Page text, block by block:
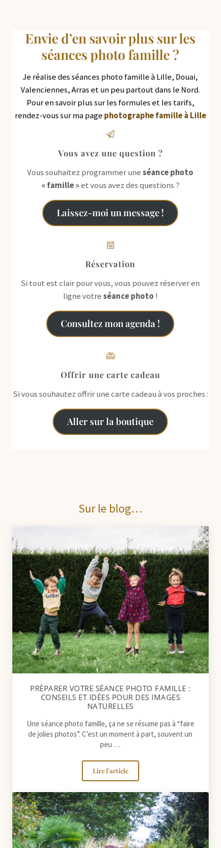
Envie d’en savoir plus sur les
séances photo famille ?
Je réalise des séances photo famille à Lille, Douai,
Valenciennes, Arras et un peu partout dans le Nord.
Pour en savoir plus sur les formules et les tarifs,
rendez-vous sur ma page photographe famille à Lille
Vous avez une question ?
Vous souhaitez programmer uneséance photo
« famille »et vous avez des questions ?
Laissez-moi un message !
Réservation
Si tout est clair pour vous, vous pouvez réserver en
ligne votreséance photo !
Consultez mon agenda !
Offrir une carte cadeau
Si vous souhautez offrir une carte cadeau à vos proches :
Aller sur la boutique
Sur le blog…
PRÉPARER VOTRE SÉANCE PHOTO FAMILLE :
CONSEILS ET IDÉES POUR DES IMAGES
NATURELLES
Une séance photo famille, ça ne se résume pas à “faire
de jolies photos”. C’est un moment à part, souvent un
peu …
Lire l’articlePréparer votre séance photo famille :